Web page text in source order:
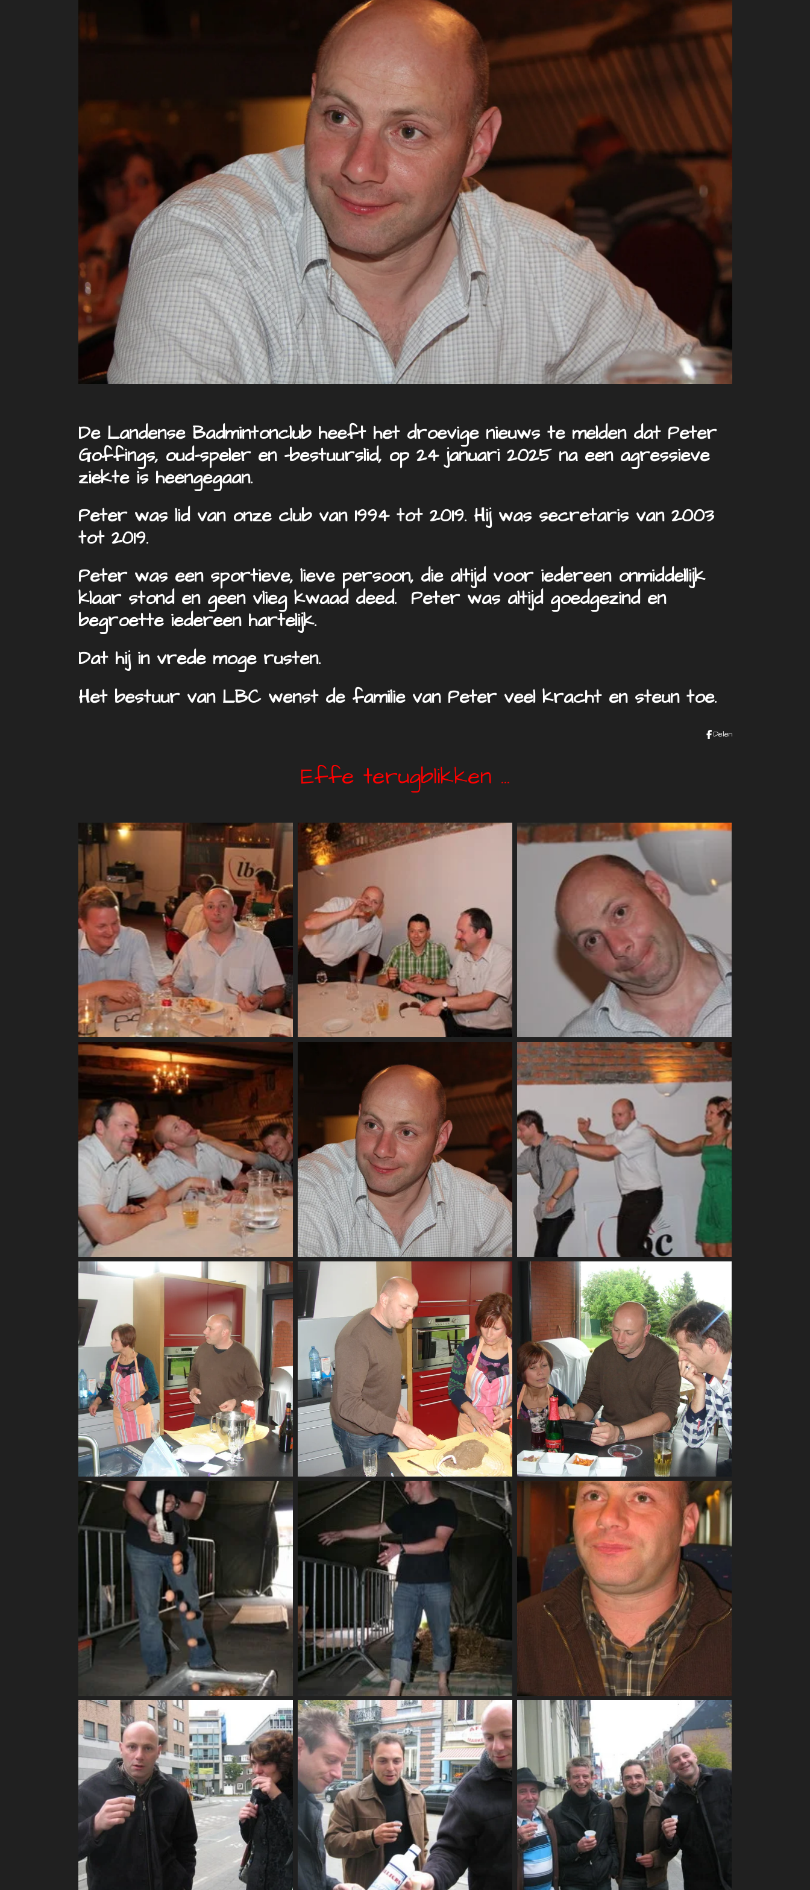
De Landense Badmintonclub heeft het droevige nieuws te melden dat Peter
Goffings, oud-speler en -bestuurslid, op 24 januari 2025 na een agressieve
ziekte is heengegaan.
Peter was lid van onze club van 1994 tot 2019. Hij was secretaris van 2003
tot 2019.
Peter was een sportieve, lieve persoon, die altijd voor iedereen onmiddellijk
klaar stond en geen vlieg kwaad deed. Peter was altijd goedgezind en
begroette iedereen hartelijk.
Dat hij in vrede moge rusten.
Het bestuur van LBC wenst de familie van Peter veel kracht en steun toe.
Delen
Effe terugblikken ...